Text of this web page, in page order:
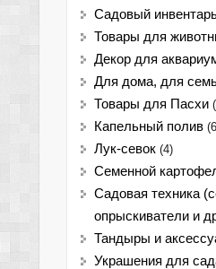
Садовый
Товары для
Декор для
Для дома, для
Товары для Пасхи
Капельный полив
Лук-севок (4)
Семенной
Садовая техника
опрыскиватели и
Тандыры и
Украшения для